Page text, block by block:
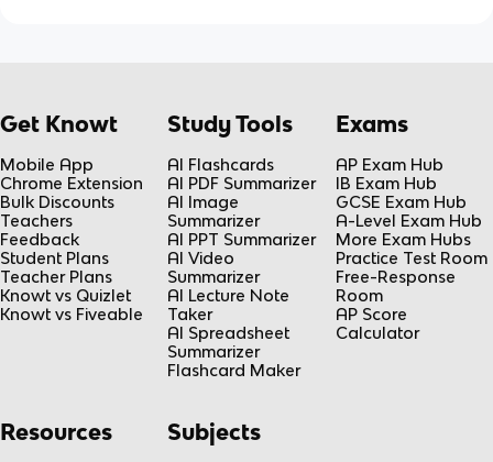
Get Knowt
Mobile App
Chrome Extension
Bulk Discounts
Teachers
Feedback
Student Plans
Teacher Plans
Knowt vs Quizlet
Knowt vs Fiveable
Study Tools
AI Flashcards
AI PDF Summarizer
AI Image
Summarizer
AI PPT Summarizer
AI Video
Summarizer
AI Lecture Note
Taker
AI Spreadsheet
Summarizer
Flashcard Maker
Exams
AP Exam Hub
IB Exam Hub
GCSE Exam Hub
A-Level Exam Hub
More Exam Hubs
Practice Test Room
Free-Response
Room
AP Score
Calculator
Resources Subjects